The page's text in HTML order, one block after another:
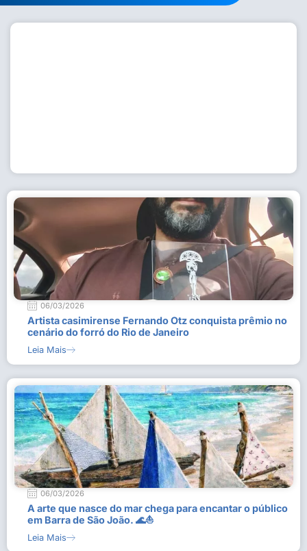
06/03/2026
Artista casimirense Fernando Otz conquista prêmio no
cenário do forró do Rio de Janeiro
Leia Mais
06/03/2026
A arte que nasce do mar chega para encantar o público
em Barra de São João. 🌊⛵
Leia Mais